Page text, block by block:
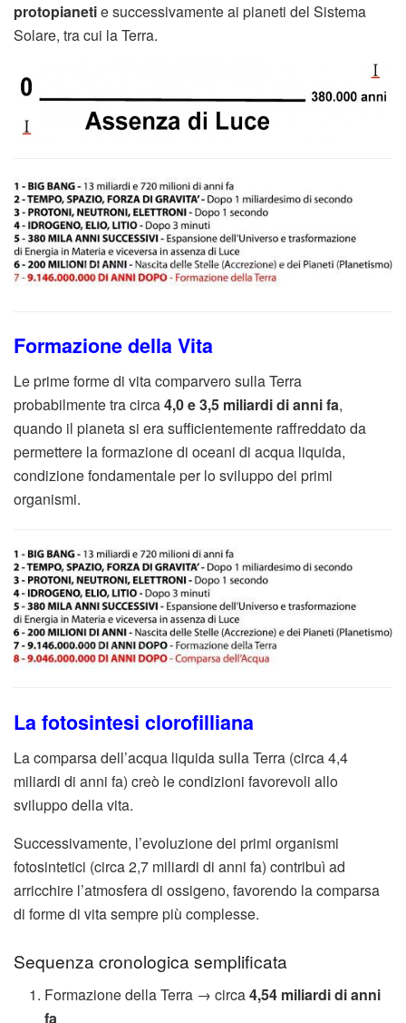
protopianetie successivamente ai pianeti del Sistema
Solare, tra cui la Terra.
Formazione della Vita
Le prime forme di vita comparvero sulla Terra
probabilmente tra circa4,0 e 3,5 miliardi di anni fa,
quando il pianeta si era sufficientemente raffreddato da
permettere la formazione di oceani di acqua liquida,
condizione fondamentale per lo sviluppo dei primi
organismi.
La fotosintesi clorofilliana
La comparsa dell’acqua liquida sulla Terra (circa 4,4
miliardi di anni fa) creò le condizioni favorevoli allo
sviluppo della vita.
Successivamente, l’evoluzione dei primi organismi
fotosintetici (circa 2,7 miliardi di anni fa) contribuì ad
arricchire l’atmosfera di ossigeno, favorendo la comparsa
di forme di vita sempre più complesse.
Sequenza cronologica semplificata
Formazione della Terra → circa4,54 miliardi di anni
fa